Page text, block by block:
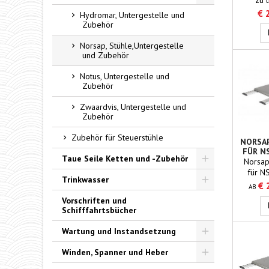
Toggle
Hydromar, Untergestelle und
Zubehör
Norsap, Stühle,Untergestelle
und Zubehör
Notus, Untergestelle und
Zubehör
Zwaardvis, Untergestelle und
Zubehör
Zubehör für Steuerstühle
Taue Seile Ketten und -Zubehör
Toggle
Trinkwasser
Toggle
Vorschriften und
Schifffahrtsbücher
Wartung und Instandsetzung
Winden, Spanner und Heber
€
FÜR
für
AB€